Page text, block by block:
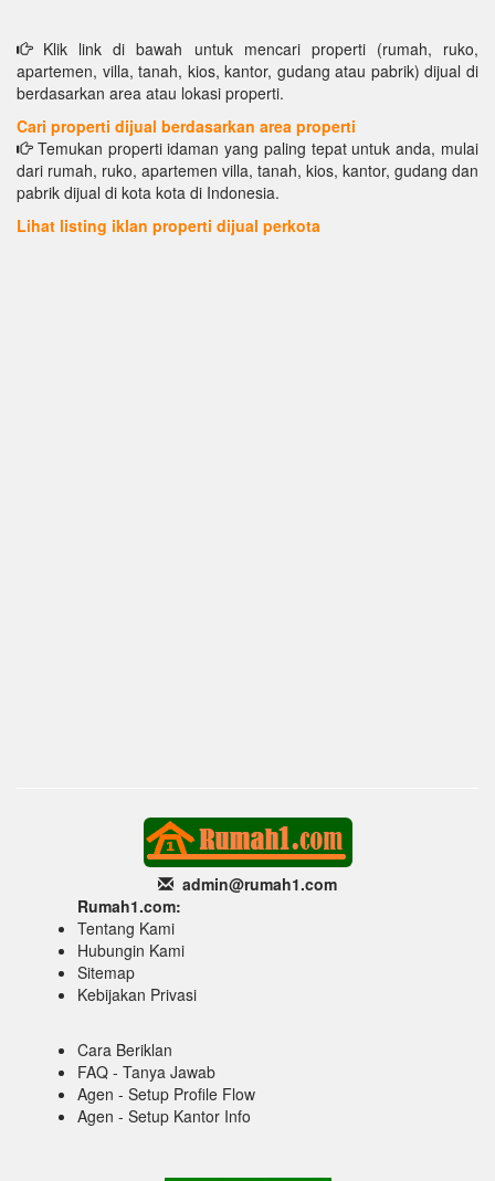
Klik link di bawah untuk mencari properti (rumah, ruko,
apartemen, villa, tanah, kios, kantor, gudang atau pabrik) dijual di
berdasarkan area atau lokasi properti.
Cari properti dijual berdasarkan area properti
Temukan properti idaman yang paling tepat untuk anda, mulai
dari rumah, ruko, apartemen villa, tanah, kios, kantor, gudang dan
pabrik dijual di kota kota di Indonesia.
Lihat listing iklan properti dijual perkota
admin@rumah1.com
Rumah1.com:
Tentang Kami
Hubungin Kami
Sitemap
Kebijakan Privasi
Cara Beriklan
FAQ - Tanya Jawab
Agen - Setup Profile Flow
Agen - Setup Kantor Info